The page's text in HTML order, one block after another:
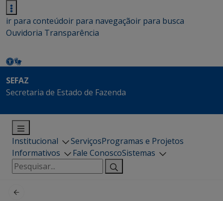
ir para conteúdoir para navegaçãoir para busca
Ouvidoria Transparência
SEFAZ
Secretaria de Estado de Fazenda
Institucional ServiçosProgramas e Projetos
Informativos
Fale ConoscoSistemas
Pesquisar
por: